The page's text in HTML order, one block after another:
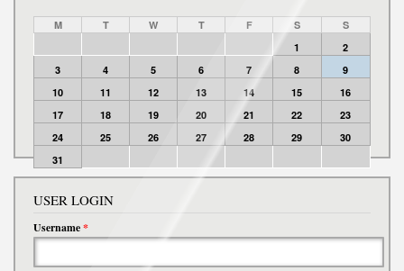
M T W T F S
S
1
2
3
4 5 6 7 8
9
10
11 12 13 14 15
16
17
18 19 20 21 22
23
24
25 26 27 28 29
30
31
USER LOGIN
Username*